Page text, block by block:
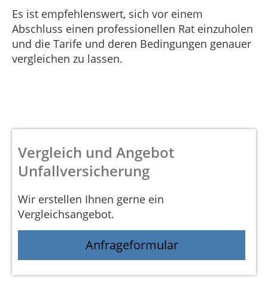
Es ist empfehlenswert, sich vor einem
Abschluss einen professionellen Rat einzuholen
und die Tarife und deren Bedingungen genauer
vergleichen zu lassen.
Vergleich und Angebot
Unfallversicherung
Wir erstellen Ihnen gerne ein
Vergleichsangebot.
Anfrageformular